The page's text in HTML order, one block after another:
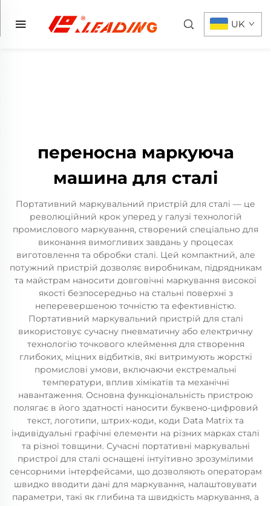
UK
переносна маркуюча
машина для сталі
Портативний маркувальний пристрій для сталі — це
революційний крок уперед у галузі технологій
промислового маркування, створений спеціально для
виконання вимогливих завдань у процесах
виготовлення та обробки сталі. Цей компактний, але
потужний пристрій дозволяє виробникам, підрядникам
та майстрам наносити довговічні маркування високої
якості безпосередньо на стальні поверхні з
неперевершеною точністю та ефективністю.
Портативний маркувальний пристрій для сталі
використовує сучасну пневматичну або електричну
технологію точкового клеймення для створення
глибоких, міцних відбитків, які витримують жорсткі
промислові умови, включаючи екстремальні
температури, вплив хімікатів та механічні
навантаження. Основна функціональність пристрою
полягає в його здатності наносити буквено-цифровий
текст, логотипи, штрих-коди, коди Data Matrix та
індивідуальні графічні елементи на різних марках сталі
та різної товщини. Сучасні портативні маркувальні
пристрої для сталі оснащені інтуїтивно зрозумілими
сенсорними інтерфейсами, що дозволяють операторам
швидко вводити дані для маркування, налаштовувати
параметри, такі як глибина та швидкість маркування, а